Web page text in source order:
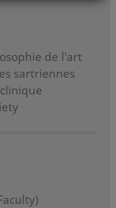
de l'art
sartriennes